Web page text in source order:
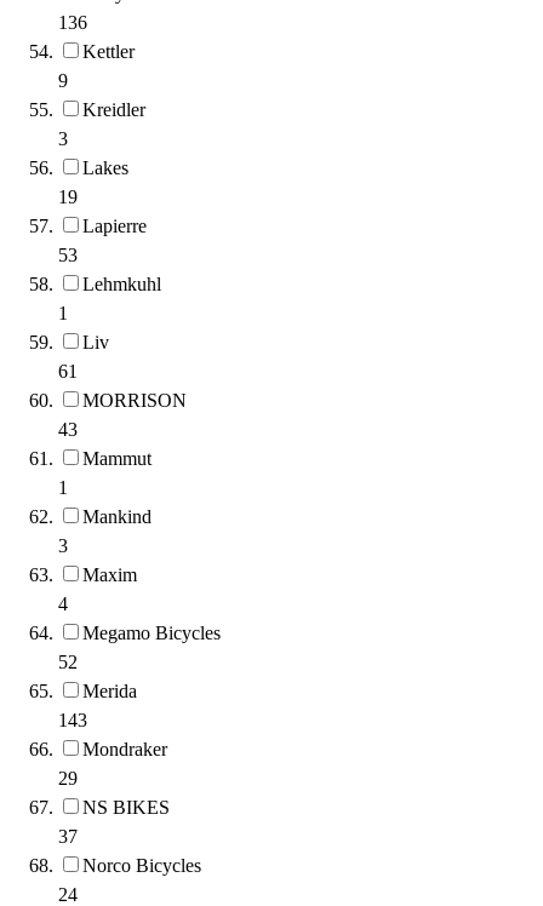
136
Kettler
9
Kreidler
3
Lakes
19
Lapierre
53
Lehmkuhl
1
Liv
61
MORRISON
43
Mammut
1
Mankind
3
Maxim
4
Megamo Bicycles
52
Merida
143
Mondraker
29
NS BIKES
37
Norco Bicycles
24